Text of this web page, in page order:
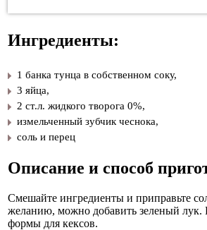
Ингредиенты:
1 банка тунца в собственном соку,
3 яйца,
2 ст.л. жидкого творога 0%,
измельченный зубчик чеснока,
соль и перец
Описание и способ
Смешайте ингредиенты и приправьте
желанию, можно добавить зеленый лук.
формы для кексов.